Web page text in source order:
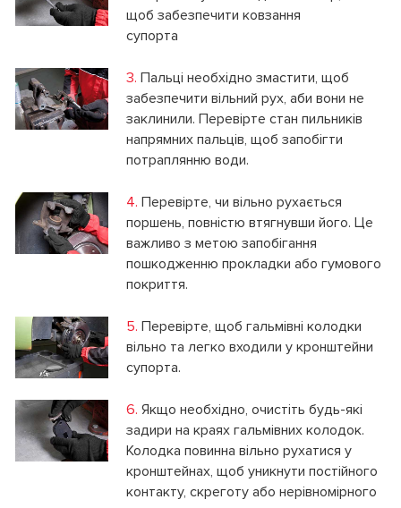
щоб забезпечити ковзання
супорта
3. Пальці необхідно змастити, щоб
забезпечити вільний рух, аби вони не
заклинили. Перевірте стан пильників
напрямних пальців, щоб запобігти
потраплянню води.
4. Перевірте, чи вільно рухається
поршень, повністю втягнувши його. Це
важливо з метою запобігання
пошкодженню прокладки або гумового
покриття.
5. Перевірте, щоб гальмівні колодки
вільно та легко входили у кронштейни
супорта.
6. Якщо необхідно, очистіть будь-які
задири на краях гальмівних колодок.
Колодка повинна вільно рухатися у
кронштейнах, щоб уникнути постійного
контакту, скреготу або нерівномірного